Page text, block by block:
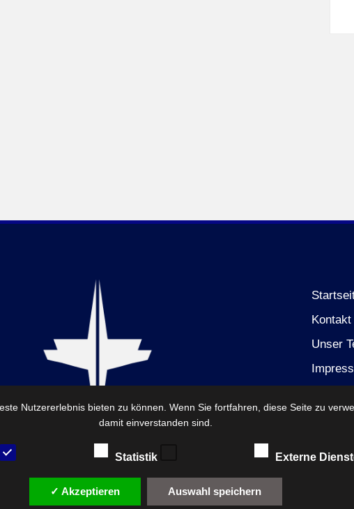
Kontakt
Unser
Nutzererlebnis bieten zu können. Wenn Sie fortfahren, diese Seite zu
damit einverstanden sind.
Statistik Externe
✓ Akzeptieren Auswahl speichern